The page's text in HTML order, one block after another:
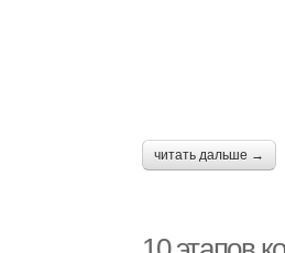
читать дальше →